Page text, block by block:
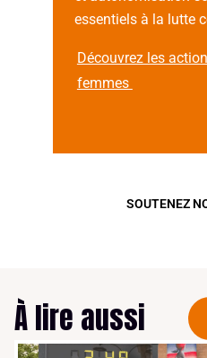
essentiels à la lutte
Découvrez les
femmes
SOUTENEZ
À lire aussi